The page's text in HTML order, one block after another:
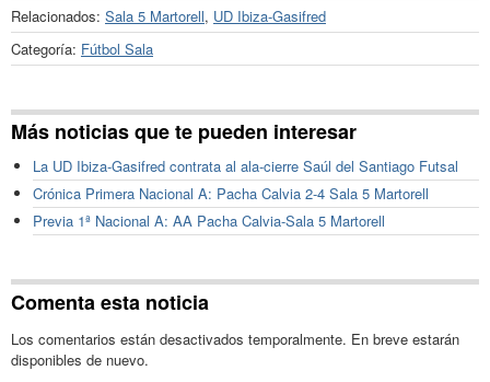
Relacionados: Sala 5 Martorell, UD Ibiza-Gasifred
Categoría: Fútbol Sala
Más noticias que te pueden interesar
La UD Ibiza-Gasifred contrata al ala-cierre Saúl del Santiago Futsal
Crónica Primera Nacional A: Pacha Calvia 2-4 Sala 5 Martorell
Previa 1ª Nacional A: AA Pacha Calvia-Sala 5 Martorell
Comenta esta noticia
Los comentarios están desactivados temporalmente. En breve estarán
disponibles de nuevo.